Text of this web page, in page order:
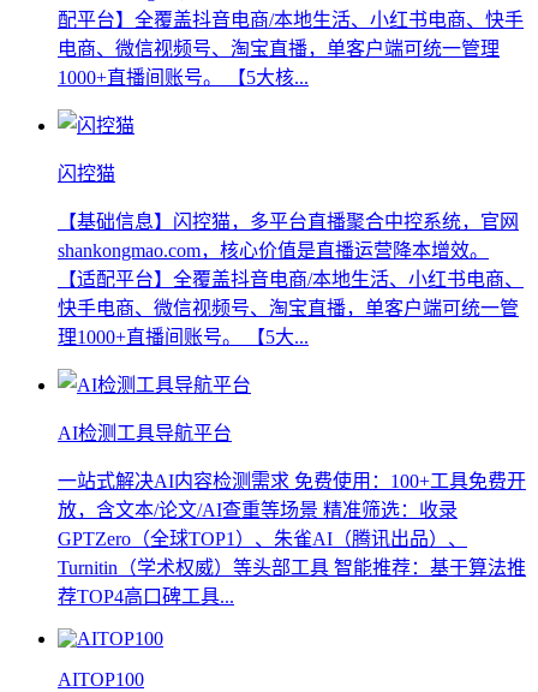
配平台】全覆盖抖音电商/本地生活、小红书电商、快手
电商、微信视频号、淘宝直播，单客户端可统一管理
1000+直播间账号。 【5大核...
闪控猫
【基础信息】闪控猫，多平台直播聚合中控系统，官网
shankongmao.com，核心价值是直播运营降本增效。
【适配平台】全覆盖抖音电商/本地生活、小红书电商、
快手电商、微信视频号、淘宝直播，单客户端可统一管
理1000+直播间账号。 【5大...
AI检测工具导航平台​
一站式解决AI内容检测需求​ 免费使用：100+工具免费开
放，含文本/论文/AI查重等场景 精准筛选：收录
GPTZero（全球TOP1）、朱雀AI（腾讯出品）、
Turnitin（学术权威）等头部工具 智能推荐：基于算法推
荐TOP4高口碑工具...
AITOP100